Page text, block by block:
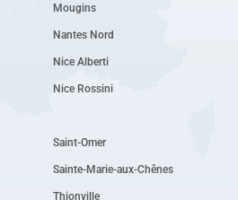
Mougins
Nantes Nord
Nice Alberti
Nice Rossini
Saint-Omer
Sainte-Marie-aux-Chênes
Thionville